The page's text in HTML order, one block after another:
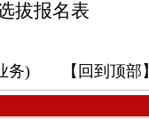
拔报名表
业务) 【 回到顶部